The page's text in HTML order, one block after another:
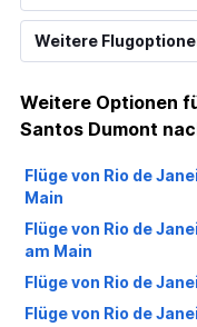
Weitere
Weitere Optionen
Santos Dumont
Flüge von Rio de
Main
Flüge von Rio de
am Main
Flüge von Rio de
Flüge von Rio de